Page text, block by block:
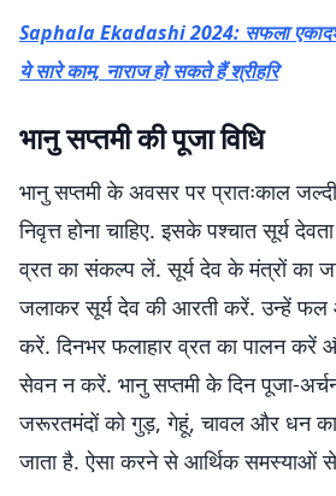
Saphala Ekadashi 2024: सफला
ये सारे काम, नाराज हो सकते हैं श्रीहरि
भानु सप्तमी की पूजा विधि
भानु सप्तमी के अवसर पर प्रातःकाल
निवृत्त होना चाहिए. इसके पश्चात सूर्य
व्रत का संकल्प लें. सूर्य देव के मंत्रों का
जलाकर सूर्य देव की आरती करें. उन्हें फल
करें. दिनभर फलाहार व्रत का पालन करें
सेवन न करें. भानु सप्तमी के दिन पूजा-
जरूरतमंदों को गुड़, गेहूं, चावल और धन का
जाता है. ऐसा करने से आर्थिक समस्याओं से